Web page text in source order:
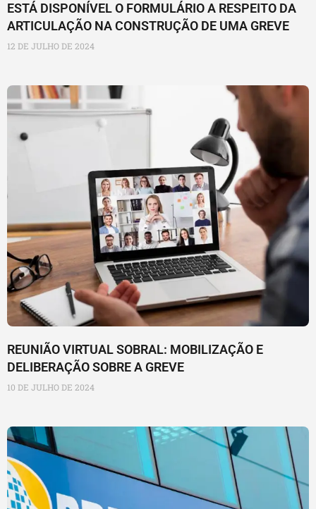
ESTÁ DISPONÍVEL O FORMULÁRIO A RESPEITO DA
ARTICULAÇÃO NA CONSTRUÇÃO DE UMA GREVE
12 DE JULHO DE 2024
REUNIÃO VIRTUAL SOBRAL: MOBILIZAÇÃO E
DELIBERAÇÃO SOBRE A GREVE
10 DE JULHO DE 2024